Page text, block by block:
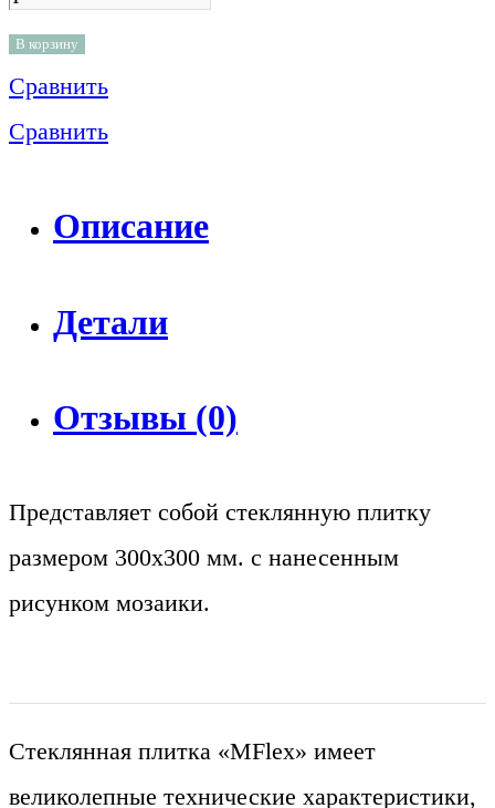
В корзину
Сравнить
Сравнить
Описание
Детали
Отзывы (0)
Представляет собой стеклянную плитку
размером 300х300 мм. с нанесенным
рисунком мозаики.
Стеклянная плитка «MFlex» имеет
великолепные технические характеристики,